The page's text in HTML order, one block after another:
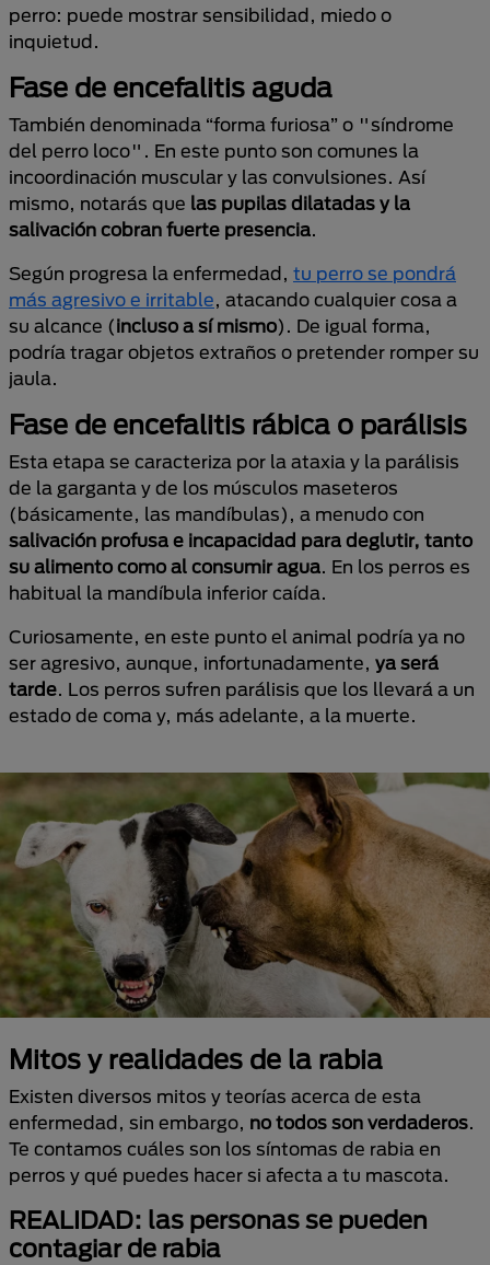
perro: puede mostrar sensibilidad, miedo o
inquietud.
Fase de encefalitis aguda
También denominada “forma furiosa” o "síndrome
del perro loco". En este punto son comunes la
incoordinación muscular y las convulsiones. Así
mismo, notarás que las pupilas dilatadas y la
salivación cobran fuerte presencia.
Según progresa la enfermedad, tu perro se pondrá
más agresivo e irritable, atacando cualquier cosa a
su alcance (incluso a sí mismo). De igual forma,
podría tragar objetos extraños o pretender romper su
jaula.
Fase de encefalitis rábica o parálisis
Esta etapa se caracteriza por la ataxia y la parálisis
de la garganta y de los músculos maseteros
(básicamente, las mandíbulas), a menudo con
salivación profusa e incapacidad para deglutir, tanto
su alimento como al consumir agua. En los perros es
habitual la mandíbula inferior caída.
Curiosamente, en este punto el animal podría ya no
ser agresivo, aunque, infortunadamente, ya será
tarde. Los perros sufren parálisis que los llevará a un
estado de coma y, más adelante, a la muerte.
Mitos y realidades de la rabia
Existen diversos mitos y teorías acerca de esta
enfermedad, sin embargo, no todos son verdaderos.
Te contamos cuáles son los síntomas de rabia en
perros y qué puedes hacer si afecta a tu mascota.
REALIDAD: las personas se pueden
contagiar de rabia